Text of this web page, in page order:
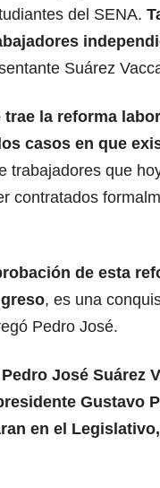
del SENA.
Suárez
la reforma
casos en que
trabajadores que
contratados
de esta
, es una
Pedro José.
Pedro José Suárez
Gustavo
en el Legislativo,